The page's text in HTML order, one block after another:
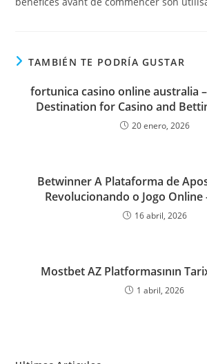
TAMBIÉN TE PODRÍA GUSTAR
fortunica casino online australia
Destination for Casino and
20 enero, 2026
Betwinner A Plataforma de
Revolucionando o Jogo Online
16 abril, 2026
Mostbet AZ Platformasının
1 abril, 2026